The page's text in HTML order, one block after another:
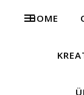
HOME